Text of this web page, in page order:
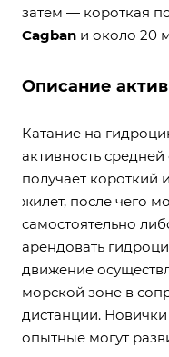
затем — короткая
Cagban и около 20
Описание
Катание на
активность
получает короткий
жилет, после чего
самостоятельно
арендовать
движение
морской зоне в
дистанции.
опытные могут